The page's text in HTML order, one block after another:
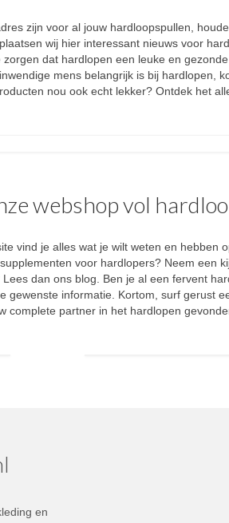
zijn voor al jouw hardloopspullen,
wij hier interessant nieuws voor
dat hardlopen een leuke en
mens belangrijk is bij hardlopen,
nou ook echt lekker? Ontdek het
webshop vol
vind je alles wat je wilt weten en
voor hardlopers? Neem een
dan ons blog. Ben je al een fervent
gewenste informatie. Kortom, surf gerust
complete partner in het hardlopen
en